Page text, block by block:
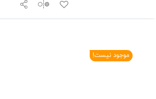
موجود نیست!